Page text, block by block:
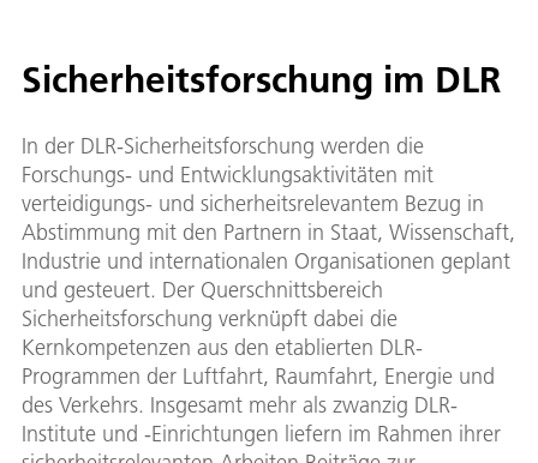
Sicherheitsforschung im DLR
In der DLR-Sicherheitsforschung werden die
Forschungs- und Entwicklungsaktivitäten mit
verteidigungs- und sicherheitsrelevantem Bezug in
Abstimmung mit den Partnern in Staat, Wissenschaft,
Industrie und internationalen Organisationen geplant
und gesteuert. Der Querschnittsbereich
Sicherheitsforschung verknüpft dabei die
Kernkompetenzen aus den etablierten DLR-
Programmen der Luftfahrt, Raumfahrt, Energie und
des Verkehrs. Insgesamt mehr als zwanzig DLR-
Institute und -Einrichtungen liefern im Rahmen ihrer